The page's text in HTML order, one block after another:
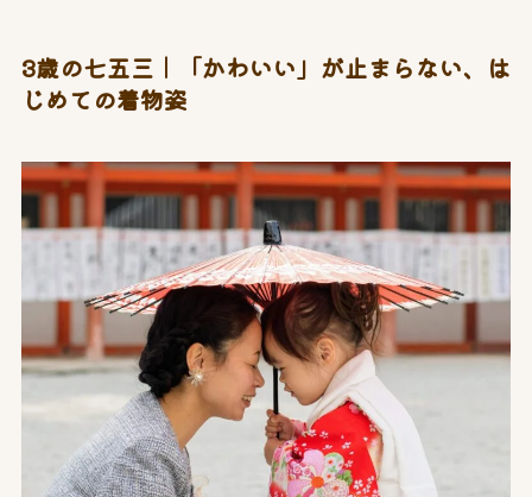
3歳の七五三｜「かわいい」が止まらない、は
じめての着物姿